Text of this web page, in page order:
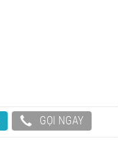
GỌI NGAY